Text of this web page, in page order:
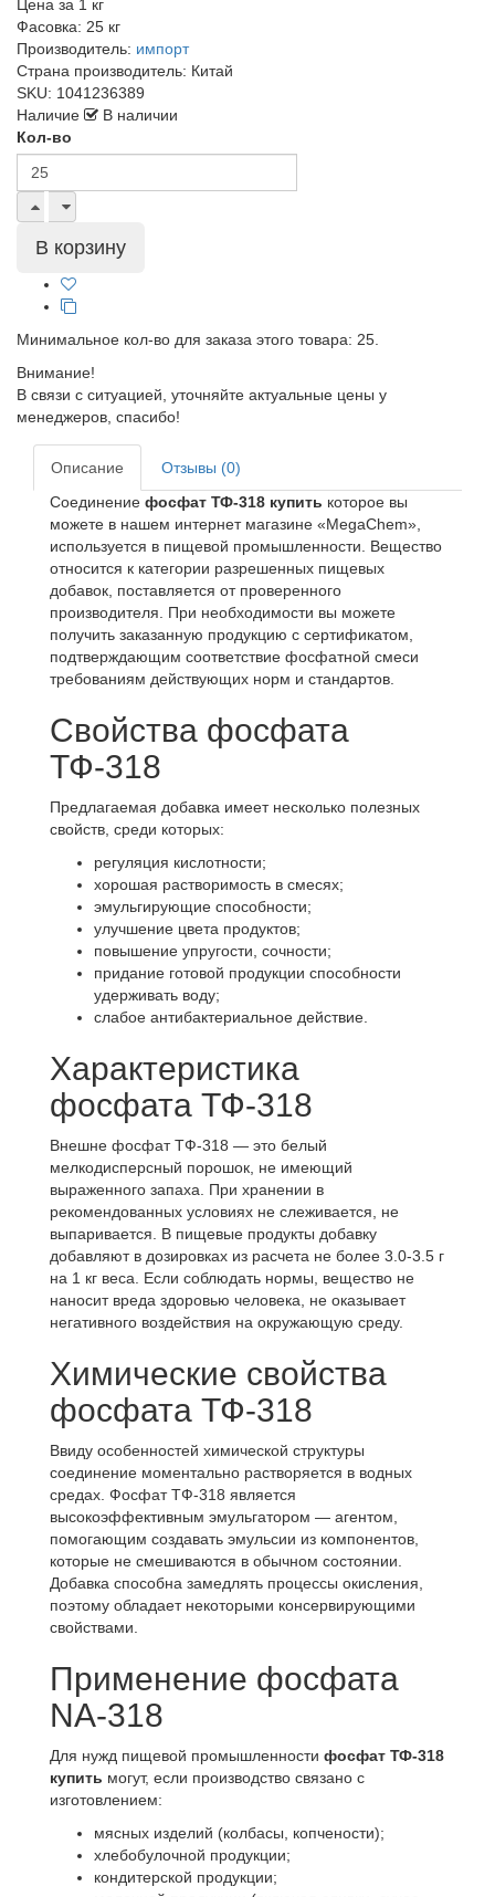
Цена за 1 кг
Фасовка: 25 кг
Производитель: импорт
Страна производитель: Китай
SKU: 1041236389
Наличие
В наличии
Кол-во
Минимальное кол-во для заказа этого товара: 25.
Внимание!
В связи с ситуацией, уточняйте актуальные цены у
менеджеров, спасибо!
Описание
Отзывы (0)
Соединение фосфат ТФ-318 купить которое вы
можете в нашем интернет магазине «MegaChem»,
используется в пищевой промышленности. Вещество
относится к категории разрешенных пищевых
добавок, поставляется от проверенного
производителя. При необходимости вы можете
получить заказанную продукцию с сертификатом,
подтверждающим соответствие фосфатной смеси
требованиям действующих норм и стандартов.
Свойства фосфата
ТФ-318
Предлагаемая добавка имеет несколько полезных
свойств, среди которых:
регуляция кислотности;
хорошая растворимость в смесях;
эмульгирующие способности;
улучшение цвета продуктов;
повышение упругости, сочности;
придание готовой продукции способности
удерживать воду;
слабое антибактериальное действие.
Характеристика
фосфата ТФ-318
Внешне фосфат ТФ-318 — это белый
мелкодисперсный порошок, не имеющий
выраженного запаха. При хранении в
рекомендованных условиях не слеживается, не
выпаривается. В пищевые продукты добавку
добавляют в дозировках из расчета не более 3.0-3.5 г
на 1 кг веса. Если соблюдать нормы, вещество не
наносит вреда здоровью человека, не оказывает
негативного воздействия на окружающую среду.
Химические свойства
фосфата ТФ-318
Ввиду особенностей химической структуры
соединение моментально растворяется в водных
средах. Фосфат ТФ-318 является
высокоэффективным эмульгатором — агентом,
помогающим создавать эмульсии из компонентов,
которые не смешиваются в обычном состоянии.
Добавка способна замедлять процессы окисления,
поэтому обладает некоторыми консервирующими
свойствами.
Применение фосфата
NA-318
Для нужд пищевой промышленности фосфат ТФ-318
купить могут, если производство связано с
изготовлением:
мясных изделий (колбасы, копчености);
хлебобулочной продукции;
кондитерской продукции;